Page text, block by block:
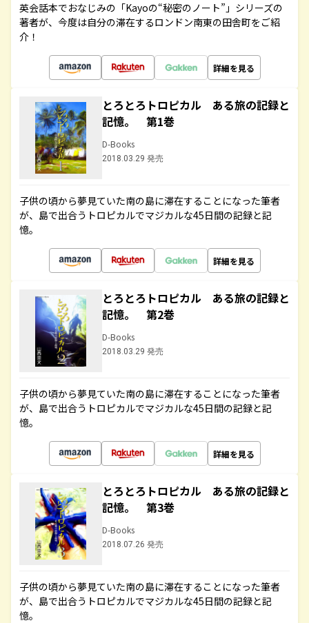
英会話本でおなじみの「Kayoの“秘密のノート”」シリーズの
著者が、今度は自分の滞在するロンドン南東の田舎町をご紹
介！
詳細を見る
とろとろトロピカル ある旅の記録と
記憶。 第1巻
D-Books
2018.03.29 発売
子供の頃から夢見ていた南の島に滞在することになった筆者
が、島で出合うトロピカルでマジカルな45日間の記録と記
憶。
詳細を見る
とろとろトロピカル ある旅の記録と
記憶。 第2巻
D-Books
2018.03.29 発売
子供の頃から夢見ていた南の島に滞在することになった筆者
が、島で出合うトロピカルでマジカルな45日間の記録と記
憶。
詳細を見る
とろとろトロピカル ある旅の記録と
記憶。 第3巻
D-Books
2018.07.26 発売
子供の頃から夢見ていた南の島に滞在することになった筆者
が、島で出合うトロピカルでマジカルな45日間の記録と記
憶。